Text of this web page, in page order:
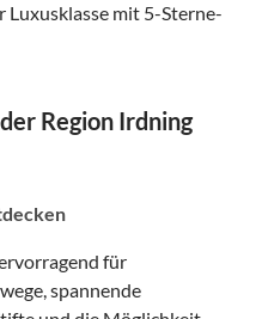
mit 5-Sterne-
Region Irdning
für
spannende